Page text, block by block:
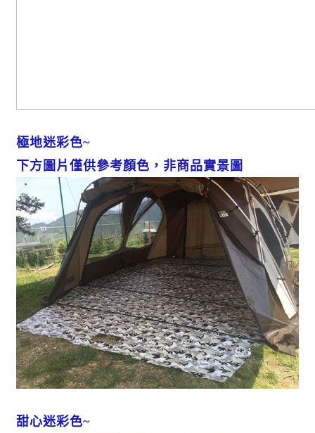
極地迷彩色~
下方圖片僅供參考顏色，非商品實景圖
甜心迷彩色~